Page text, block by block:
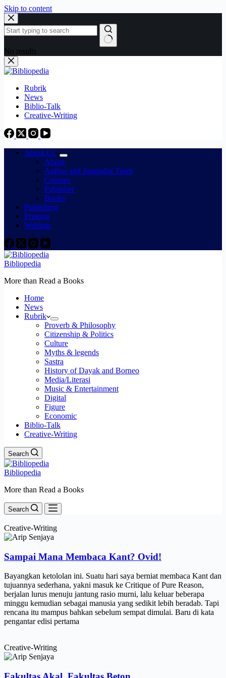
Skip to content
No results
Rubrik
News
Biblio-Talk
Creative-Writing
About Us
About
Author and Journalist Team
Courses
Publisher
Books
Publishing
Printing
Webinar
Bibliopedia
More than Read a Books
Home
News
Rubrik
Proverb & Philosophy
Citizenship & Politics
Culture
Myths & legends
Sastra
History of Dayak and Borneo
Media/Literasi
Music & Entertainment
Digital
Figure
Economic
Biblio-Talk
Creative-Writing
Search
Bibliopedia
More than Read a Books
Search
Creative-Writing
Sampai Mana Membaca Kant? Ovid!
Bayangkan ketololan ini. Suatu hari saya berniat membaca Kant dan
tujuannya sederhana, yakni masuk ke Critique of Pure Reason,
berjalan lurus menuju jantung rasio murni, lalu keluar beberapa
minggu kemudian sebagai manusia yang sedikit lebih beradab. Tapi
rencana itu mampus bahkan sebelum sempat dimulai. Baru di kata
pengantar edisi pertama
Creative-Writing